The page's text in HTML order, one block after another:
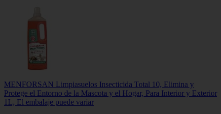
MENFORSAN Limpiasuelos Insecticida Total 10, Elimina y
Protege el Entorno de la Mascota y el Hogar, Para Interior y Exterior
1L, El embalaje puede variar